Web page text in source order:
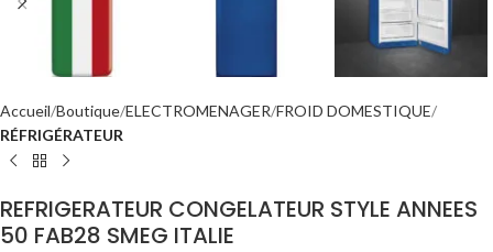
Accueil Boutique ELECTROMENAGER FROID DOMESTIQUE
RÉFRIGÉRATEUR
REFRIGERATEUR CONGELATEUR STYLE ANNEES
50 FAB28 SMEG ITALIE